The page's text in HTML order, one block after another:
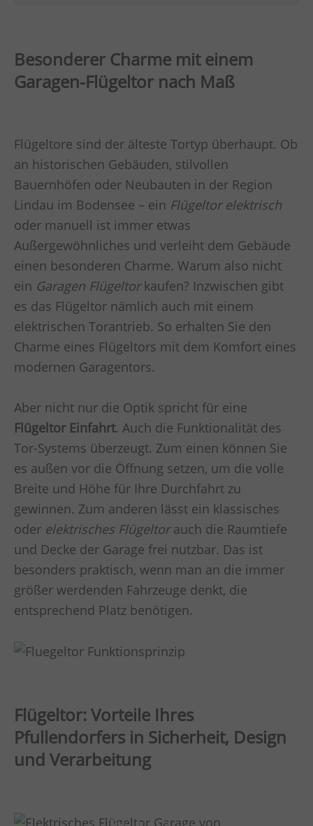
Besonderer Charme mit einem
Garagen-Flügeltor nach Maß
Flügeltore sind der älteste Tortyp überhaupt. Ob
an historischen Gebäuden, stilvollen
Bauernhöfen oder Neubauten in der Region
Lindau im Bodensee – ein Flügeltor elektrisch
oder manuell ist immer etwas
Außergewöhnliches und verleiht dem Gebäude
einen besonderen Charme. Warum also nicht
ein Garagen Flügeltorkaufen? Inzwischen gibt
es das Flügeltor nämlich auch mit einem
elektrischen Torantrieb. So erhalten Sie den
Charme eines Flügeltors mit dem Komfort eines
modernen Garagentors.
Aber nicht nur die Optik spricht für eine
Flügeltor Einfahrt. Auch die Funktionalität des
Tor-Systems überzeugt. Zum einen können Sie
es außen vor die Öffnung setzen, um die volle
Breite und Höhe für Ihre Durchfahrt zu
gewinnen. Zum anderen lässt ein klassisches
oder elektrisches Flügeltorauch die Raumtiefe
und Decke der Garage frei nutzbar. Das ist
besonders praktisch, wenn man an die immer
größer werdenden Fahrzeuge denkt, die
entsprechend Platz benötigen.
Flügeltor: Vorteile Ihres
Pfullendorfers in Sicherheit, Design
und Verarbeitung